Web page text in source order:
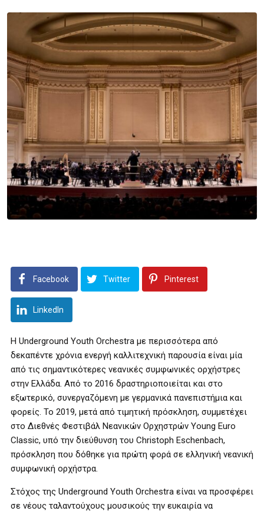
Facebook Twitter Pinterest
LinkedIn
Η Underground Youth Orchestra με περισσότερα από
δεκαπέντε χρόνια ενεργή καλλιτεχνική παρουσία είναι μία
από τις σημαντικότερες νεανικές συμφωνικές ορχήστρες
στην Ελλάδα. Από το 2016 δραστηριοποιείται και στο
εξωτερικό, συνεργαζόμενη με γερμανικά πανεπιστήμια και
φορείς. Το 2019, μετά από τιμητική πρόσκληση, συμμετέχει
στο Διεθνές Φεστιβάλ Νεανικών Ορχηστρών Young Euro
Classic, υπό την διεύθυνση του Christoph Eschenbach,
πρόσκληση που δόθηκε για πρώτη φορά σε ελληνική νεανική
συμφωνική ορχήστρα.
Στόχος της Underground Youth Orchestra είναι να προσφέρει
σε νέους ταλαντούχους μουσικούς την ευκαιρία να